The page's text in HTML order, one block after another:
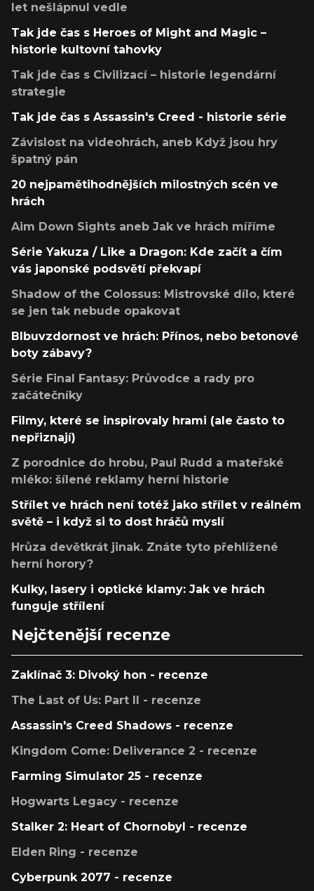
let nešlápnul vedle
Tak jde čas s Heroes of Might and Magic –
historie kultovní tahovky
Tak jde čas s Civilizací – historie legendární
strategie
Tak jde čas s Assassin's Creed - historie série
Závislost na videohrách, aneb Když jsou hry
špatný pán
20 nejpamětihodnějších milostných scén ve
hrách
Aim Down Sights aneb Jak ve hrách míříme
Série Yakuza / Like a Dragon: Kde začít a čím
vás japonské podsvětí překvapí
Shadow of the Colossus: Mistrovské dílo, které
se jen tak nebude opakovat
Blbuvzdornost ve hrách: Přínos, nebo betonové
boty zábavy?
Série Final Fantasy: Průvodce a rady pro
začátečníky
Filmy, které se inspirovaly hrami (ale často to
nepřiznají)
Z porodnice do hrobu, Paul Rudd a mateřské
mléko: šílené reklamy herní historie
Střílet ve hrách není totéž jako střílet v reálném
světě – i když si to dost hráčů myslí
Hrůza devětkrát jinak. Znáte tyto přehlížené
herní horory?
Kulky, lasery i optické klamy: Jak ve hrách
funguje střílení
Nejčtenější recenze
Zaklínač 3: Divoký hon - recenze
The Last of Us: Part II - recenze
Assassin's Creed Shadows - recenze
Kingdom Come: Deliverance 2 - recenze
Farming Simulator 25 - recenze
Hogwarts Legacy - recenze
Stalker 2: Heart of Chornobyl - recenze
Elden Ring - recenze
Cyberpunk 2077 - recenze